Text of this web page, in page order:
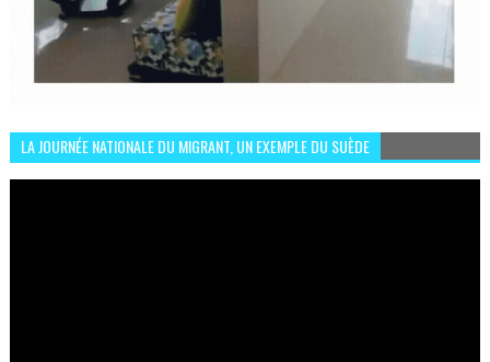
LA JOURNÉE NATIONALE DU MIGRANT, UN EXEMPLE DU SUÈDE